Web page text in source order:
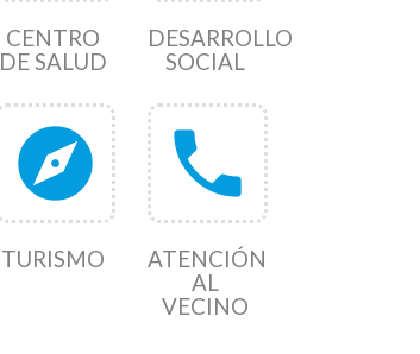
CENTRO
DE SALUD
DESARROLLO
SOCIAL
explore
TURISMO
phone
ATENCIÓN
AL
VECINO